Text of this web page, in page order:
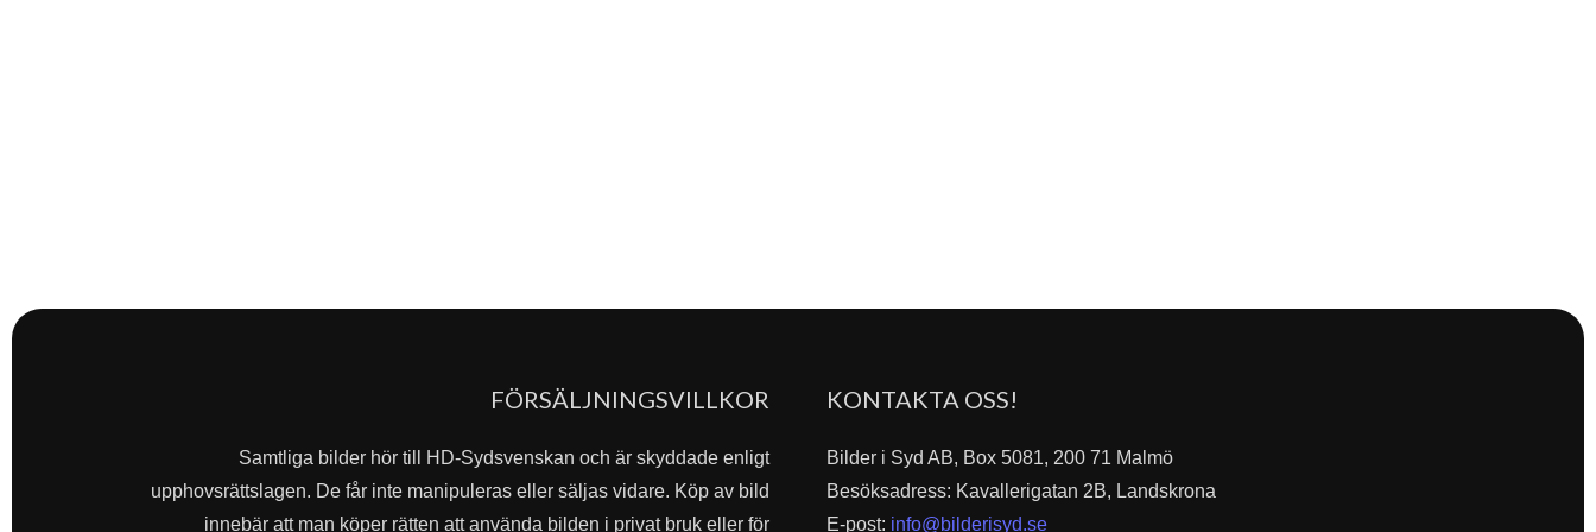
FÖRSÄLJNINGSVILLKOR
Samtliga bilder hör till HD-Sydsvenskan och är skyddade enligt
upphovsrättslagen. De får inte manipuleras eller säljas vidare. Köp av bild
innebär att man köper rätten att använda bilden i privat bruk eller för
KONTAKTA OSS!
Bilder i Syd AB, Box 5081, 200 71 Malmö
Besöksadress: Kavallerigatan 2B, Landskrona
E-post: info@bilderisyd.se